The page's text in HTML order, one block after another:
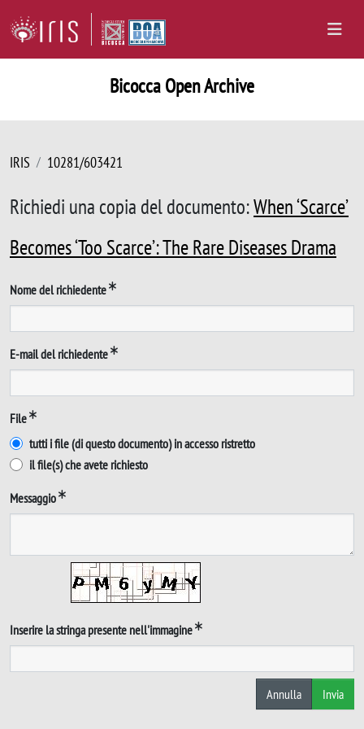
Bicocca Open Archive
IRIS 10281/603421
Richiedi una copia del documento:When ‘Scarce’
Becomes ‘Too Scarce’: The Rare Diseases Drama
Nome del richiedente
E-mail del richiedente
File
tutti i file (di questo documento) in accesso ristretto
il file(s) che avete richiesto
Messaggio
Inserire la stringa presente nell'immagine
Annulla Invia